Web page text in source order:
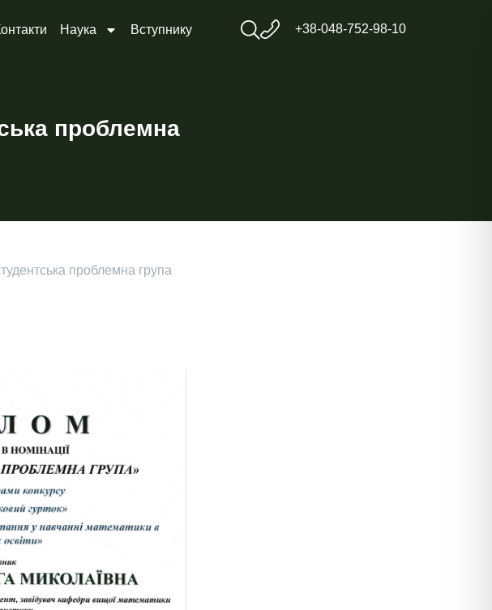
Наука Вступнику +38-048-752-98-10
проблемна
проблемна група